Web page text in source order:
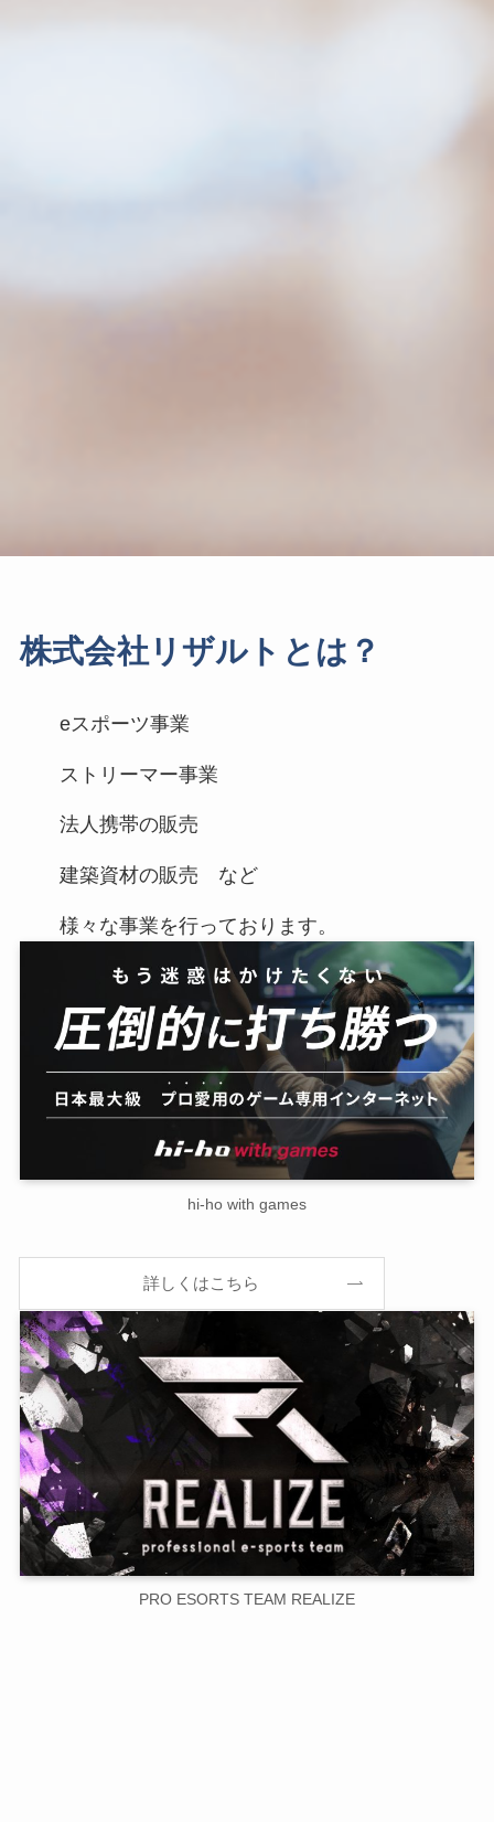
株式会社リザルトとは？
eスポーツ事業
ストリーマー事業
法人携帯の販売
建築資材の販売 など
様々な事業を行っております。
hi-ho with games
詳しくはこちら
PRO ESORTS TEAM REALIZE